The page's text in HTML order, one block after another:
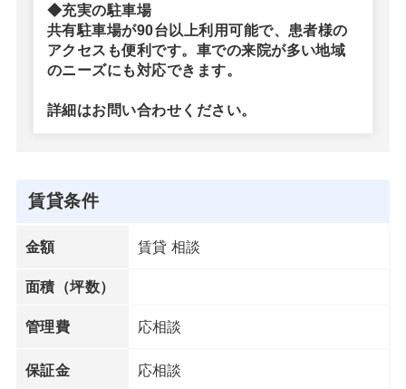
◆充実の駐車場
共有駐車場が90台以上利用可能で、患者様の
アクセスも便利です。車での来院が多い地域
のニーズにも対応できます。
詳細はお問い合わせください。
賃貸条件
金額 賃貸 相談
面積（坪数）
管理費 応相談
保証金 応相談